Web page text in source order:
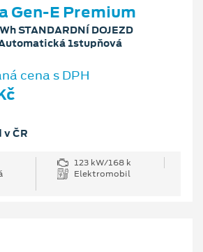
Gen-E Premium
STANDARDNÍ DOJEZD
1stupňová
cena s DPH
ČR
123 kW/168 k
Elektromobil